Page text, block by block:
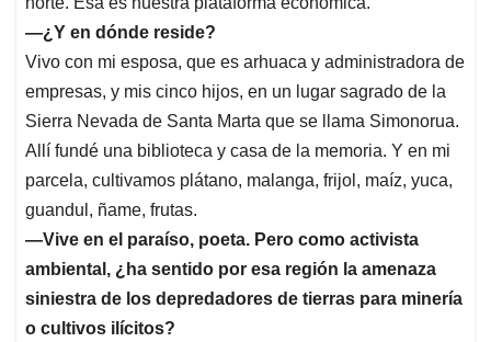
—¿Y en dónde reside?
Vivo con mi esposa, que es arhuaca y administradora de
empresas, y mis cinco hijos, en un lugar sagrado de la
Sierra Nevada de Santa Marta que se llama Simonorua.
Allí fundé una biblioteca y casa de la memoria. Y en mi
parcela, cultivamos plátano, malanga, frijol, maíz, yuca,
guandul, ñame, frutas.
—Vive en el paraíso, poeta. Pero como activista
ambiental, ¿ha sentido por esa región la amenaza
siniestra de los depredadores de tierras para minería
o cultivos ilícitos?